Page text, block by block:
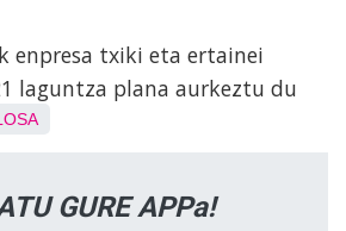
enpresa txiki eta ertainei
laguntza plana aurkeztu du
GURE APPa!